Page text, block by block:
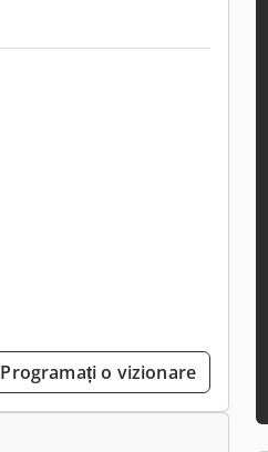
Programați o vizionare